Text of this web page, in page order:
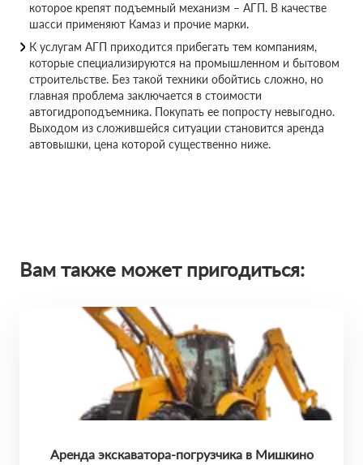
которое крепят подъемный механизм – АГП. В качестве
шасси применяют Камаз и прочие марки.
К услугам АГП приходится прибегать тем компаниям,
которые специализируются на промышленном и бытовом
строительстве. Без такой техники обойтись сложно, но
главная проблема заключается в стоимости
автогидроподъемника. Покупать ее попросту невыгодно.
Выходом из сложившейся ситуации становится аренда
автовышки, цена которой существенно ниже.
Вам также может пригодиться:
Аренда экскаватора-погрузчика в Мишкино